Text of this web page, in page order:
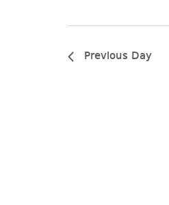
Previous Day